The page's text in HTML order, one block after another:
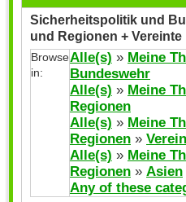
Sicherheitspolitik und
und Regionen +
Browse
in:
Alle(s) » Meine
Bundeswehr
Alle(s) » Meine
Regionen
Alle(s) » Meine
Regionen »
Alle(s) » Meine
Regionen » Asien
Any of these